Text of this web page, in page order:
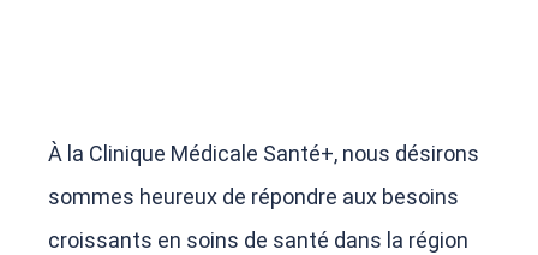
À la Clinique Médicale Santé+, nous désirons
sommes heureux de répondre aux besoins
croissants en soins de santé dans la région